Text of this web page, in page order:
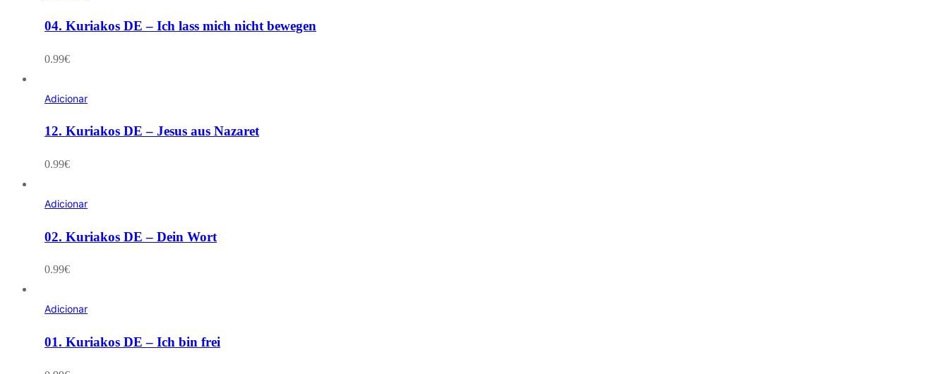
04. Kuriakos DE – Ich lass mich nicht bewegen
0.99€
Adicionar
12. Kuriakos DE – Jesus aus Nazaret
0.99€
Adicionar
02. Kuriakos DE – Dein Wort
0.99€
Adicionar
01. Kuriakos DE – Ich bin frei